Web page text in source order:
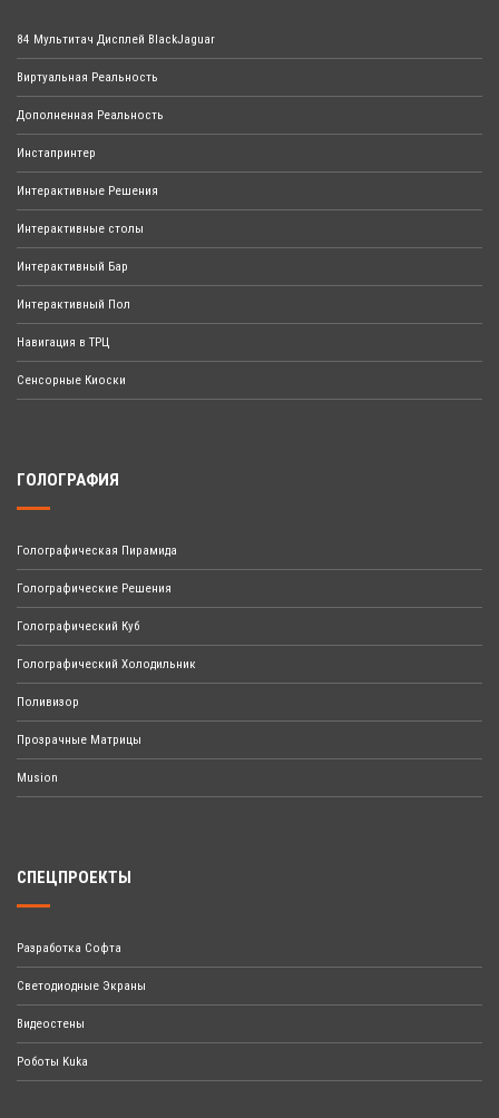
84 Мультитач Дисплей BlackJaguar
Виртуальная Реальность
Дополненная Реальность
Инстапринтер
Интерактивные Решения
Интерактивные столы
Интерактивный Бар
Интерактивный Пол
Навигация в ТРЦ
Сенсорные Киоски
ГОЛОГРАФИЯ
Голографическая Пирамида
Голографические Решения
Голографический Куб
Голографический Холодильник
Поливизор
Прозрачные Матрицы
Musion
СПЕЦПРОЕКТЫ
Разработка Софта
Светодиодные Экраны
Видеостены
Роботы Kuka